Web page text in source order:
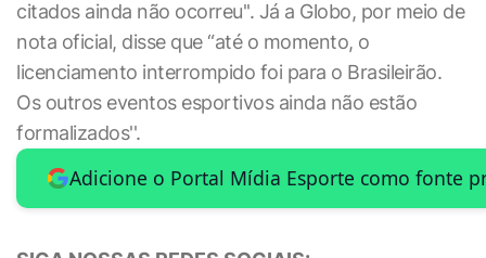
citados ainda não ocorreu''. Já a Globo, por meio de
nota oficial, disse que “até o momento, o
licenciamento interrompido foi para o Brasileirão.
Os outros eventos esportivos ainda não estão
formalizados''.
Adicione o Portal Mídia Esporte como fonte